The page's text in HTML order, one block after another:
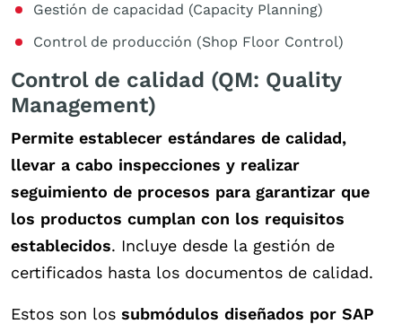
Gestión de capacidad (Capacity Planning)
Control de producción (Shop Floor Control)
Control de calidad (QM: Quality
Management)
Permite establecer estándares de calidad,
llevar a cabo inspecciones y realizar
seguimiento de procesos para garantizar que
los productos cumplan con los requisitos
establecidos. Incluye desde la gestión de
certificados hasta los documentos de calidad.
Estos son los submódulos diseñados por SAP